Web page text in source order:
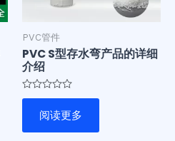
PVC管件
PVC S型存水弯产品的详细
介绍
评
5
阅读更多